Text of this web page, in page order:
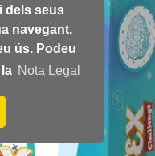
dels seus
navegant,
ús. Podeu
Nota Legal